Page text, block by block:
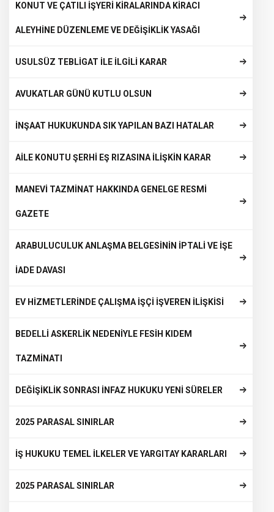
KONUT VE ÇATILI İŞYERİ KİRALARINDA KİRACI
ALEYHİNE DÜZENLEME VE DEĞİŞİKLİK YASAĞI
USULSÜZ TEBLİGAT İLE İLGİLİ KARAR
AVUKATLAR GÜNÜ KUTLU OLSUN
İNŞAAT HUKUKUNDA SIK YAPILAN BAZI HATALAR
AİLE KONUTU ŞERHİ EŞ RIZASINA İLİŞKİN KARAR
MANEVİ TAZMİNAT HAKKINDA GENELGE RESMİ
GAZETE
ARABULUCULUK ANLAŞMA BELGESİNİN İPTALİ VE İŞE
İADE DAVASI
EV HİZMETLERİNDE ÇALIŞMA İŞÇİ İŞVEREN İLİŞKİSİ
BEDELLİ ASKERLİK NEDENİYLE FESİH KIDEM
TAZMİNATI
DEĞİŞİKLİK SONRASI İNFAZ HUKUKU YENİ SÜRELER
2025 PARASAL SINIRLAR
İŞ HUKUKU TEMEL İLKELER VE YARGITAY KARARLARI
2025 PARASAL SINIRLAR